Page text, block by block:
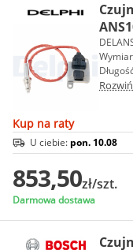
Kup na raty
U ciebie: pon. 10.08
853,50zł/szt.
Darmowa dostawa